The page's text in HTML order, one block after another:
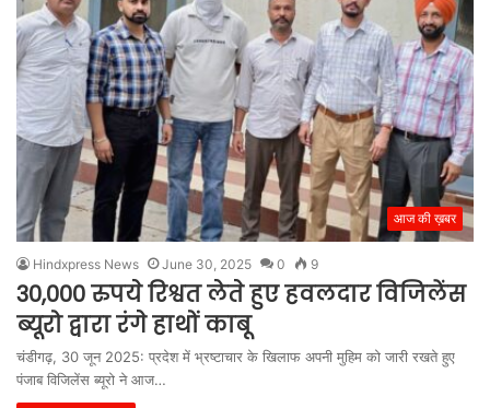
आज की ख़बर
Hindxpress News June 30, 2025 0 9
30,000 रुपये रिश्वत लेते हुए हवलदार विजिलेंस
ब्यूरो द्वारा रंगे हाथों काबू
चंडीगढ़, 30 जून 2025: प्रदेश में भ्रष्टाचार के खिलाफ अपनी मुहिम को जारी रखते हुए
पंजाब विजिलेंस ब्यूरो ने आज…